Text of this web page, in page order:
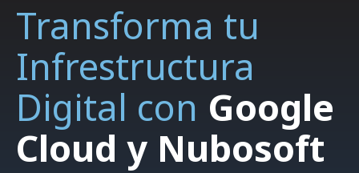
Transforma tu
Infrestructura
Digital con Google
Cloud y Nubosoft